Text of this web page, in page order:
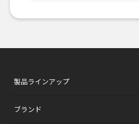
製品ラインアップ
ブランド